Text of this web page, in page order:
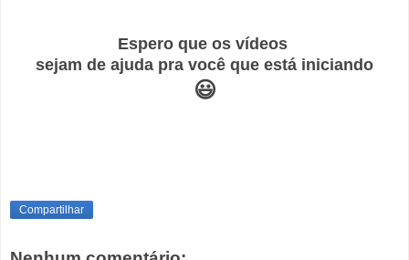
Espero que os vídeos
sejam de ajuda pra você que está iniciando
😃
Compartilhar